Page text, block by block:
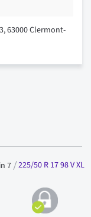
63000 Clermont-
7 225/50 R 17 98 V XL